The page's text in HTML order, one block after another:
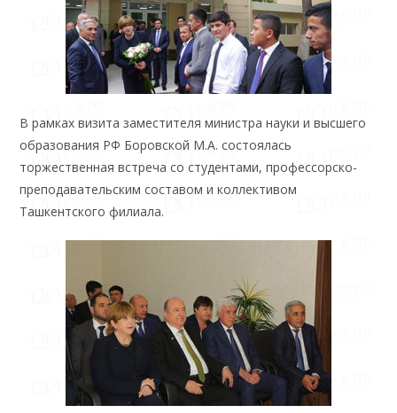
В рамках визита заместителя министра науки и высшего
образования РФ Боровской М.А. состоялась
торжественная встреча со студентами, профессорско-
преподавательским составом и коллективом
Ташкентского филиала.